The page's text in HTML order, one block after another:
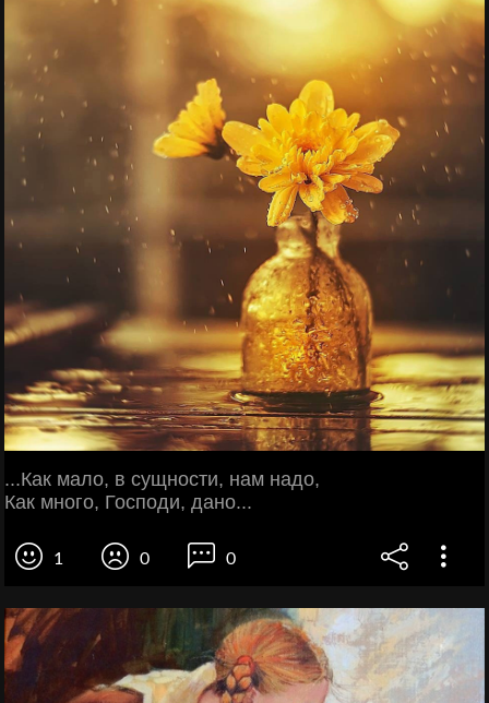
...Как мало, в сущности, нам надо,
Как много, Господи, дано...
1 0 0